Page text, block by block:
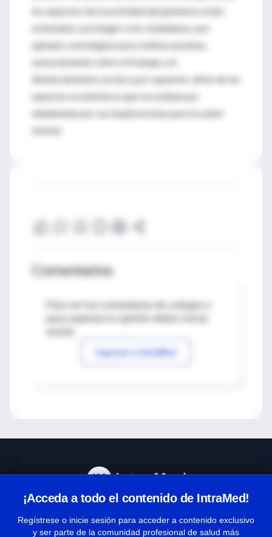
los aspectos de la actividad del gobierno estén
orientados a proteger a los ciudadanos, por
ejemplo, estrategias para realizar pruebas,
asesoramiento sobre el trabajo y el
distanciamiento social y, por supuesto, alivio de los
aspectos económicos que se evalúan por
adelantado por sus implicaciones para la salud
mental.
Comentarios
Para ver los comentarios de colegas o
Ingresar a IntraMed
¡Acceda a todo el contenido de IntraMed!
Regístrese o inicie sesión para acceder a contenido exclusivo
y ser parte de la comunidad profesional de salud más